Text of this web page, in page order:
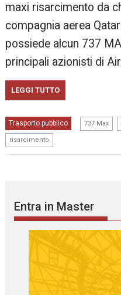
maxi risarcimento da
compagnia aerea
possiede alcun 737
principali azionisti di
LEGGI TUTTO
Trasporto pubblico 737 Max
risarcimento
Entra in Master